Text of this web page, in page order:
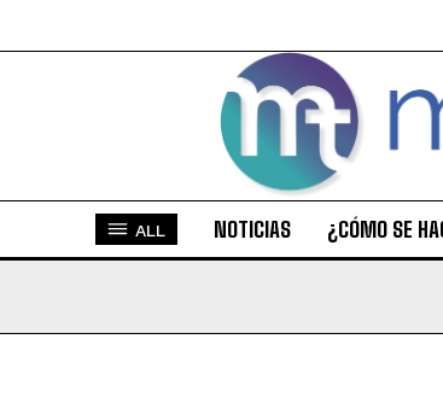
ALL NOTICIAS ¿CÓMO SE